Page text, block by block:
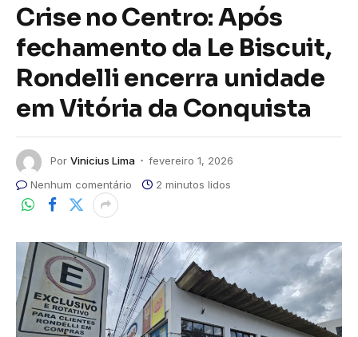
Crise no Centro: Após
fechamento da Le Biscuit,
Rondelli encerra unidade
em Vitória da Conquista
Por Vinicius Lima
fevereiro 1, 2026
Nenhum comentário
2 minutos lidos